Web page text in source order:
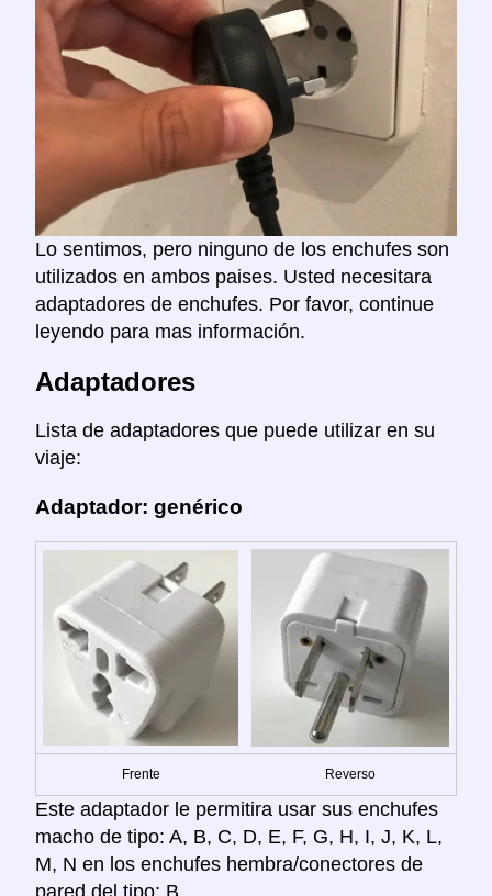
Lo sentimos, pero ninguno de los enchufes son
utilizados en ambos paises. Usted necesitara
adaptadores de enchufes. Por favor, continue
leyendo para mas información.
Adaptadores
Lista de adaptadores que puede utilizar en su
viaje:
Adaptador: genérico
Frente Reverso
Este adaptador le permitira usar sus enchufes
macho de tipo: A, B, C, D, E, F, G, H, I, J, K, L,
M, N en los enchufes hembra/conectores de
pared del tipo: B.